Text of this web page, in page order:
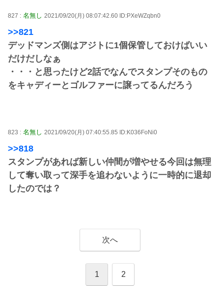
827 : 名無し 2021/09/20(月) 08:07:42.60 ID:PXeWZqbn0
>>821
デッドマンズ側はアジトに1個保管しておけばいい
だけだしなぁ
・・・と思ったけど2話でなんでスタンプそのもの
をキャディーとゴルファーに譲ってるんだろう
823 : 名無し 2021/09/20(月) 07:40:55.85 ID:K036FoNi0
>>818
スタンプがあれば新しい仲間が増やせる今回は無理
して奪い取って深手を追わないように一時的に退却
したのでは？
次へ
1 2